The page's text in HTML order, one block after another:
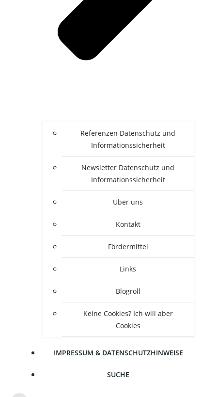
Refe­ren­zen Daten­schutz und
Informationssicherheit
News­let­ter Daten­schutz und
Informationssicherheit
Über uns
Kon­takt
För­der­mit­tel
Links
Blogroll
Kei­ne Coo­kies? Ich will aber
Cookies
IMPRES­SUM & DATENSCHUTZHINWEISE
SUCHE